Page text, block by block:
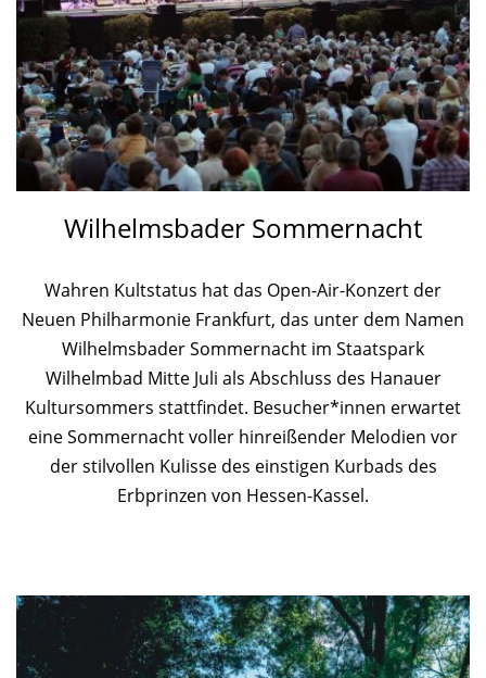
Wilhelmsbader Sommernacht
Wahren Kultstatus hat das Open-Air-Konzert der
Neuen Philharmonie Frankfurt, das unter dem Namen
Wilhelmsbader Sommernacht im Staatspark
Wilhelmbad Mitte Juli als Abschluss des Hanauer
Kultursommers stattfindet. Besucher*innen erwartet
eine Sommernacht voller hinreißender Melodien vor
der stilvollen Kulisse des einstigen Kurbads des
Erbprinzen von Hessen-Kassel.